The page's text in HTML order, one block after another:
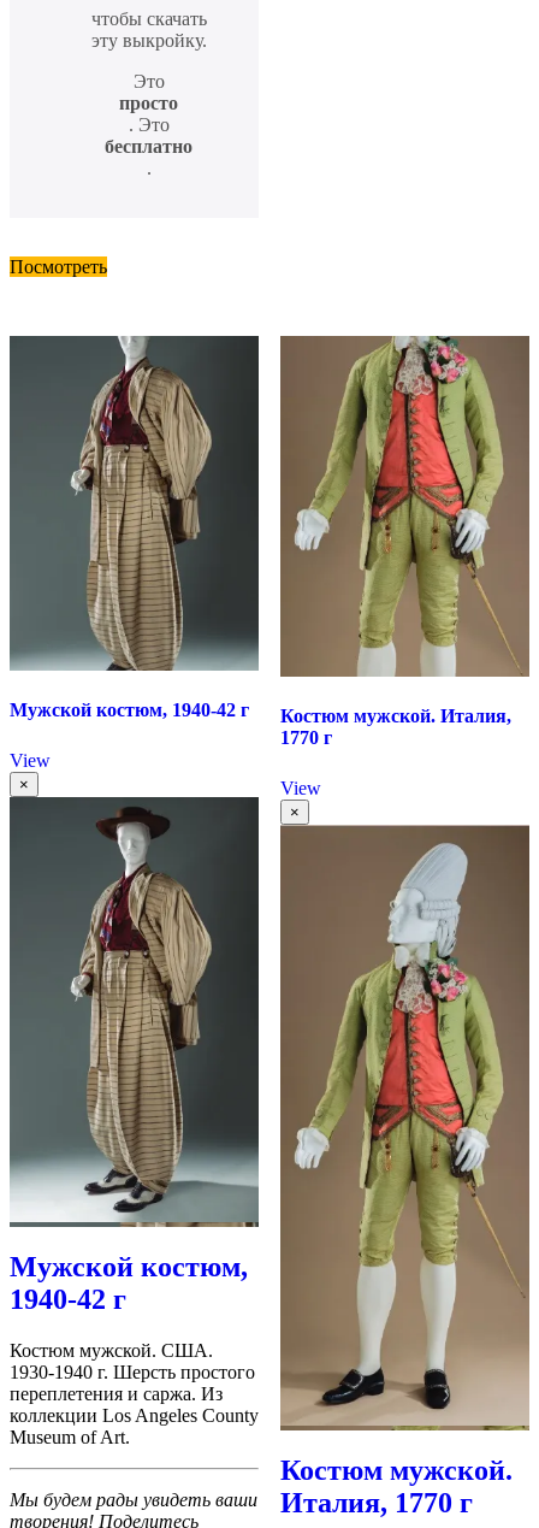
чтобы скачать
эту выкройку.
Это
просто
. Это
бесплатно
.
Посмотреть
Мужской костюм, 1940-42 г
View
×
Мужской костюм,
1940-42 г
Костюм мужской. США.
1930-1940 г. Шерсть простого
переплетения и саржа. Из
коллекции Los Angeles County
Museum of Art.
Мы будем рады увидеть ваши
творения! Поделитесь
Костюм мужской. Италия,
1770 г
View
×
Костюм мужской.
Италия, 1770 г